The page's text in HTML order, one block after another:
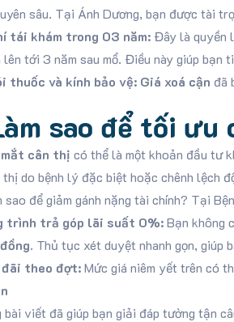
sâu. Tại Ánh Dương, bạn được tài
tái khám trong 03 năm:Đây là quyền
lên tới 3 năm sau mổ. Điều này giúp bạn
thuốc và kính bảo vệ: Giá xoá cận đã
sao để tối
mắt cân thị có thể là một khoản đầu tư
thị do bệnh lý đặc biệt hoặc chênh lệch
sao để giảm gánh nặng tài chính? Tại
trình trả góp lãi suất 0%:Bạn không
. Thủ tục xét duyệt nhanh gọn, giúp
đãi theo đợt:Mức giá niêm yết trên có
bài viết đã giúp bạn giải đáp tường tận